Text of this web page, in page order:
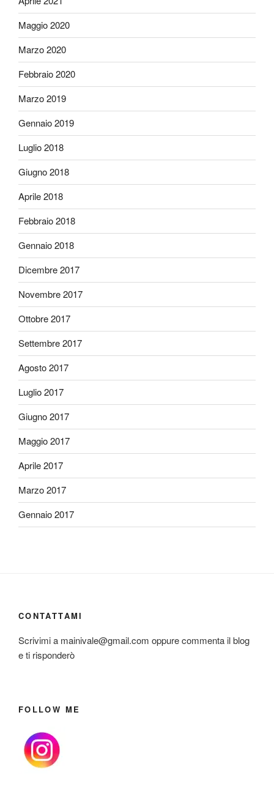
Maggio 2020
Marzo 2020
Febbraio 2020
Marzo 2019
Gennaio 2019
Luglio 2018
Giugno 2018
Aprile 2018
Febbraio 2018
Gennaio 2018
Dicembre 2017
Novembre 2017
Ottobre 2017
Settembre 2017
Agosto 2017
Luglio 2017
Giugno 2017
Maggio 2017
Aprile 2017
Marzo 2017
Gennaio 2017
CONTATTAMI
Scrivimi a mainivale@gmail.com oppure commenta il blog
e ti risponderò
FOLLOW ME